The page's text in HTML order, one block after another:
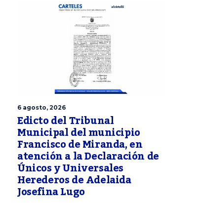
6 agosto, 2026
Edicto del Tribunal
Municipal del municipio
Francisco de Miranda, en
atención a la Declaración de
Únicos y Universales
Herederos de Adelaida
Josefina Lugo